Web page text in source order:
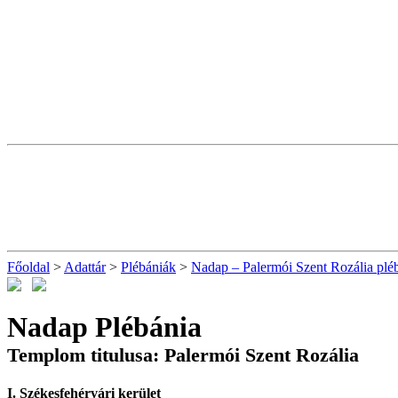
Főoldal > Adattár> Plébániák > Nadap – Palermói Szent Rozália
Nadap Plébánia
Templom titulusa: Palermói Szent Rozália
I. Székesfehérvári kerület